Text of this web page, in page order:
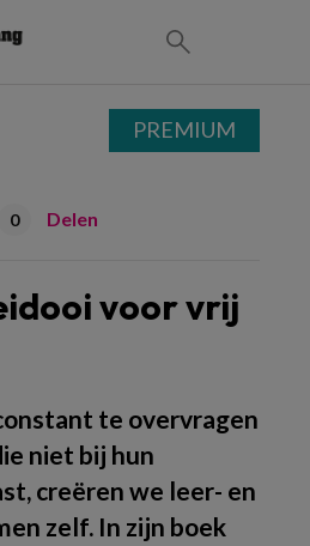
0 Delen
voor vrij
te overvragen
niet bij hun
creëren we leer- en
zelf. In zijn boek
PREMIUM